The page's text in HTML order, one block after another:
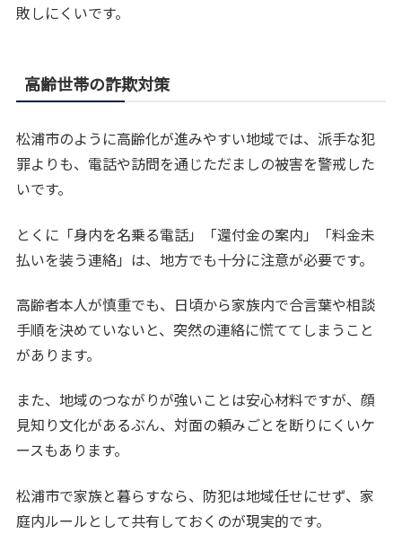
敗しにくいです。
高齢世帯の詐欺対策
松浦市のように高齢化が進みやすい地域では、派手な犯
罪よりも、電話や訪問を通じただましの被害を警戒した
いです。
とくに「身内を名乗る電話」「還付金の案内」「料金未
払いを装う連絡」は、地方でも十分に注意が必要です。
高齢者本人が慎重でも、日頃から家族内で合言葉や相談
手順を決めていないと、突然の連絡に慌ててしまうこと
があります。
また、地域のつながりが強いことは安心材料ですが、顔
見知り文化があるぶん、対面の頼みごとを断りにくいケ
ースもあります。
松浦市で家族と暮らすなら、防犯は地域任せにせず、家
庭内ルールとして共有しておくのが現実的です。